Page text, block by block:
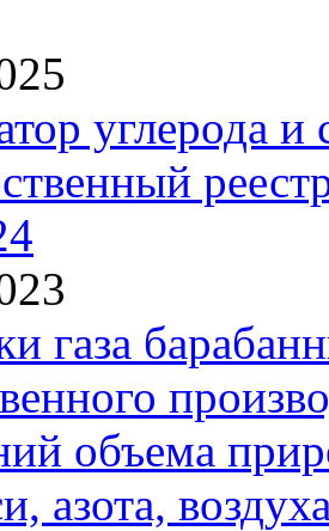
углерода
газа
объема
азота,